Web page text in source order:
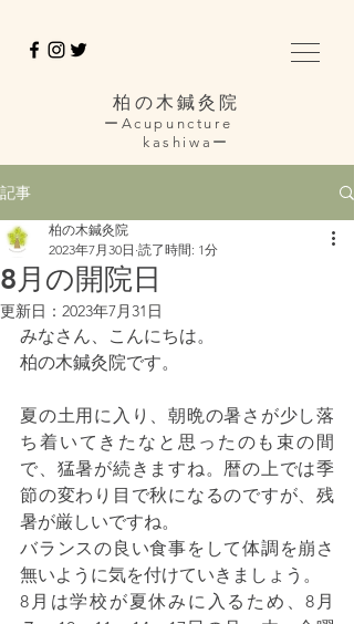
柏の木鍼灸院
ーAcupuncture
kashiwaー
記事
8月の開院日
柏の木鍼灸院
2023年7月30日 読了時間: 1分
更新日： 2023年7月31日
みなさん、こんにちは。
柏の木鍼灸院です。
夏の土用に入り、朝晩の暑さが少し落
ち着いてきたなと思ったのも束の間
で、猛暑が続きますね。暦の上では季
節の変わり目で秋になるのですが、残
暑が厳しいですね。
バランスの良い食事をして体調を崩さ
無いように気を付けていきましょう。
8月は学校が夏休みに入るため、8月